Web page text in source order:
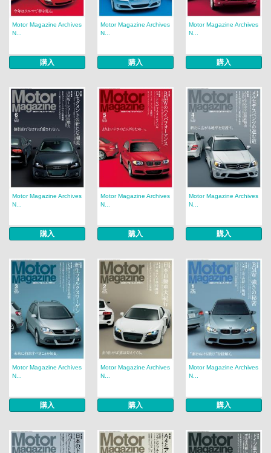
Motor Magazine Archives
N...
購入
Motor Magazine Archives
N...
購入
Motor Magazine Archives
N...
購入
Motor Magazine Archives
N...
購入
Motor Magazine Archives
N...
購入
Motor Magazine Archives
N...
購入
Motor Magazine Archives
N...
購入
Motor Magazine Archives
N...
購入
Motor Magazine Archives
N...
購入